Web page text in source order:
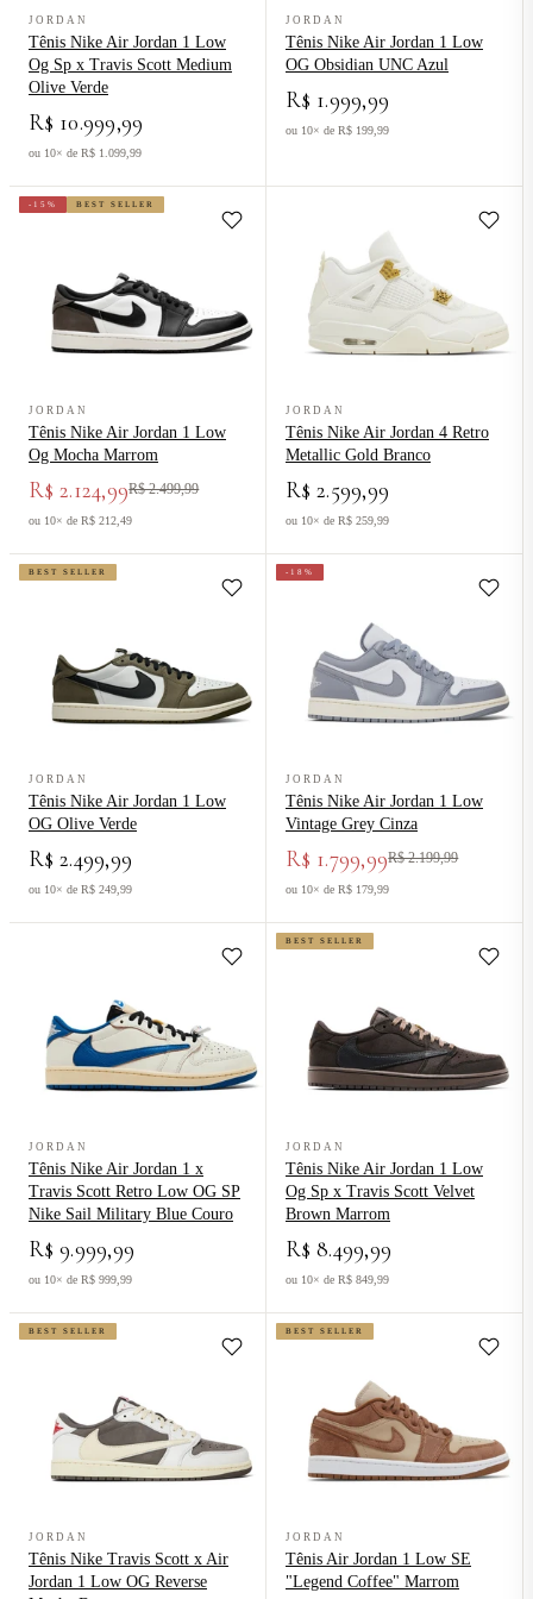
JORDAN
Tênis Nike Air Jordan 1 Low
Og Sp x Travis Scott Medium
Olive Verde
R$ 10.999,99
ou 10× de R$ 1.099,99
JORDAN
Tênis Nike Air Jordan 1 Low
OG Obsidian UNC Azul
R$ 1.999,99
ou 10× de R$ 199,99
-15% BEST SELLER
JORDAN
Tênis Nike Air Jordan 1 Low
Og Mocha Marrom
R$ 2.124,99R$ 2.499,99
ou 10× de R$ 212,49
JORDAN
Tênis Nike Air Jordan 4 Retro
Metallic Gold Branco
R$ 2.599,99
ou 10× de R$ 259,99
BEST SELLER
JORDAN
Tênis Nike Air Jordan 1 Low
OG Olive Verde
R$ 2.499,99
ou 10× de R$ 249,99
-18%
JORDAN
Tênis Nike Air Jordan 1 Low
Vintage Grey Cinza
R$ 1.799,99R$ 2.199,99
ou 10× de R$ 179,99
JORDAN
Tênis Nike Air Jordan 1 x
Travis Scott Retro Low OG SP
Nike Sail Military Blue Couro
R$ 9.999,99
ou 10× de R$ 999,99
BEST SELLER
JORDAN
Tênis Nike Air Jordan 1 Low
Og Sp x Travis Scott Velvet
Brown Marrom
R$ 8.499,99
ou 10× de R$ 849,99
BEST SELLER
JORDAN
Tênis Nike Travis Scott x Air
Jordan 1 Low OG Reverse
BEST SELLER
JORDAN
Tênis Air Jordan 1 Low SE
"Legend Coffee" Marrom